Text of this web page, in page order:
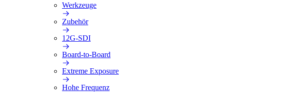
Werkzeuge
Zubehör
12G-SDI
Board-to-Board
Extreme Exposure
Hohe Frequenz